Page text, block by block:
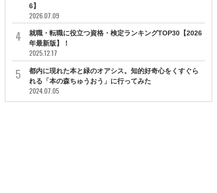
6】
2026.07.09
就職・転職に役立つ資格・検定ランキングTOP30【2026
年最新版】！
2025.12.17
都内に現れた本と緑のオアシス。知的好奇心をくすぐら
れる「本の森ちゅうおう」に行ってみた
2024.07.05